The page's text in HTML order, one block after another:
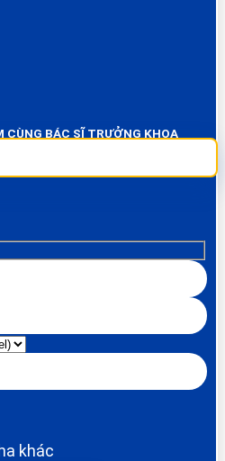
CÙNG BÁC SĨ TRƯỞNG KHOA
khác